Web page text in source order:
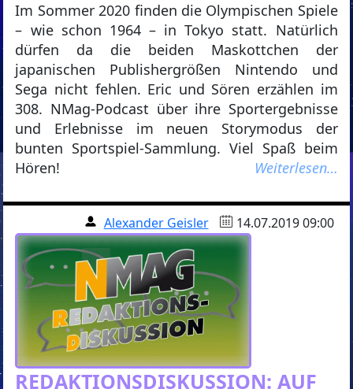
Im Sommer 2020 finden die Olympischen Spiele
– wie schon 1964 – in Tokyo statt. Natürlich
dürfen da die beiden Maskottchen der
japanischen Publishergrößen Nintendo und
Sega nicht fehlen. Eric und Sören erzählen im
308. NMag-Podcast über ihre Sportergebnisse
und Erlebnisse im neuen Storymodus der
bunten Sportspiel-Sammlung. Viel Spaß beim
Hören!
Weiterlesen…
Alexander Geisler 14.07.2019 09:00
REDAKTIONSDISKUSSION: AUF